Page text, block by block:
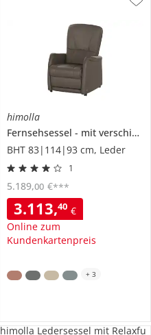
himolla
Fernsehsessel
mit verschiedenen Funktionen
BHT 83|114|93 cm, Leder
1
3.113,40 €
Online zum
Kundenkartenpreis
5.189,00 €***
+ 3
himolla Ledersessel mit Relaxfu